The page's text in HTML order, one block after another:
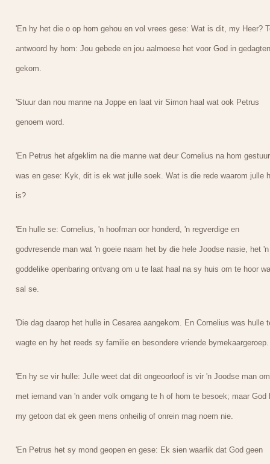
'En hy het die o op hom gehou en vol vrees gese: Wat is dit, my Heer?
antwoord hy hom: Jou gebede en jou aalmoese het voor God in
gekom.
'Stuur dan nou manne na Joppe en laat vir Simon haal wat ook Petrus
genoem word.
'En Petrus het afgeklim na die manne wat deur Cornelius na hom gestuur
was en gese: Kyk, dit is ek wat julle soek. Wat is die rede waarom julle
is?
'En hulle se: Cornelius, 'n hoofman oor honderd, 'n regverdige en
godvresende man wat 'n goeie naam het by die hele Joodse nasie, het 'n
goddelike openbaring ontvang om u te laat haal na sy huis om te hoor
sal se.
'Die dag daarop het hulle in Cesarea aangekom. En Cornelius was hulle
wagte en hy het reeds sy familie en besondere vriende bymekaargeroep.
'En hy se vir hulle: Julle weet dat dit ongeoorloof is vir 'n Joodse man om
met iemand van 'n ander volk omgang te h of hom te besoek; maar God
my getoon dat ek geen mens onheilig of onrein mag noem nie.
'En Petrus het sy mond geopen en gese: Ek sien waarlik dat God geen